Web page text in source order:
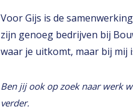
Voor Gijs is de
zijn genoeg bedrijven bij
waar je uitkomt, maar bij mij
Ben jij ook op zoek naar werk
verder.